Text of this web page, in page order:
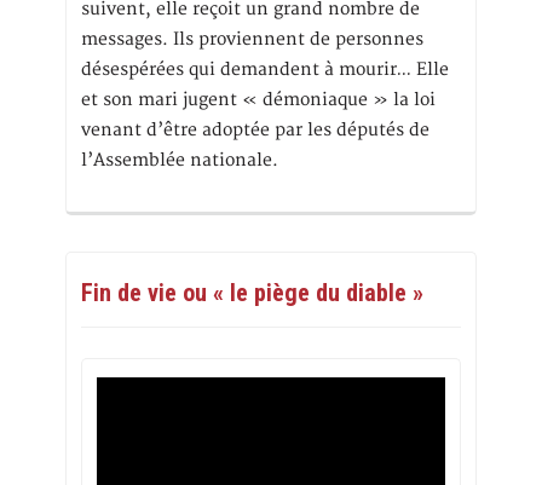
suivent, elle reçoit un grand nombre de
messages. Ils proviennent de personnes
désespérées qui demandent à mourir… Elle
et son mari jugent « démoniaque » la loi
venant d’être adoptée par les députés de
l’Assemblée nationale.
Fin de vie ou « le piège du diable »